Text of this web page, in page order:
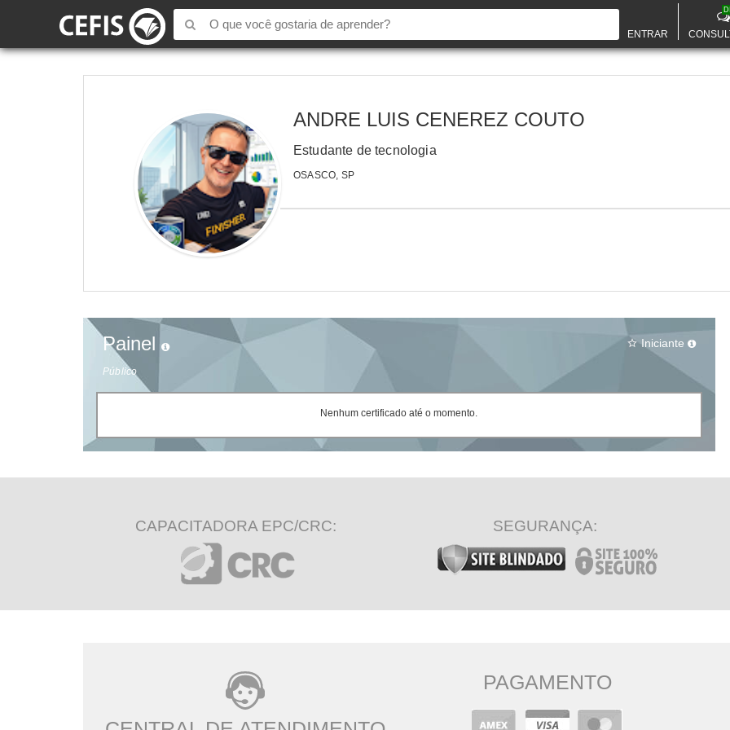
ENTRAR
ANDRE LUIS CENEREZ COUTO
Estudante de tecnologia
OSASCO, SP
Painel
Público
star_border Iniciante
Nenhum certificado até o momento.
CAPACITADORA EPC/CRC: SEGURANÇA:
PAGAMENTO